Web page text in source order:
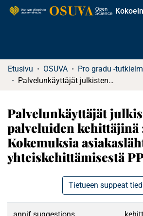
Etusivu OSUVA
Palvelunkäyttäjät julkisten sote-palveluiden kehittäjinä : Kokemuksia asiakaslähtöisestä yhteiskehittämisestä PPSHP:ssä
Palvelunkäyttäjät
palveluiden kehittäjinä
Kokemuksia
yhteiskehittämisestä
Tietueen suppeat